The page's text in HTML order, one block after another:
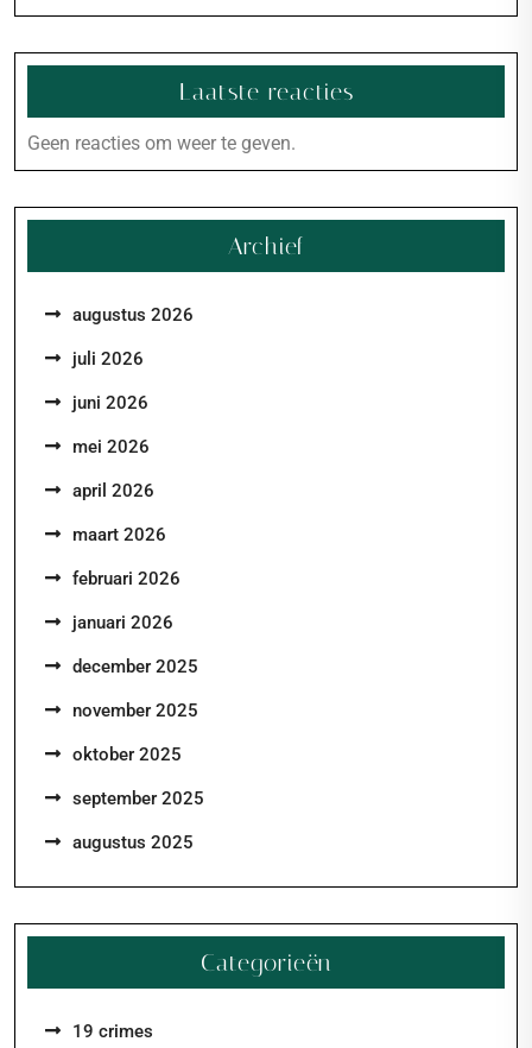
Laatste reacties
Geen reacties om weer te geven.
Archief
augustus 2026
juli 2026
juni 2026
mei 2026
april 2026
maart 2026
februari 2026
januari 2026
december 2025
november 2025
oktober 2025
september 2025
augustus 2025
Categorieën
19 crimes